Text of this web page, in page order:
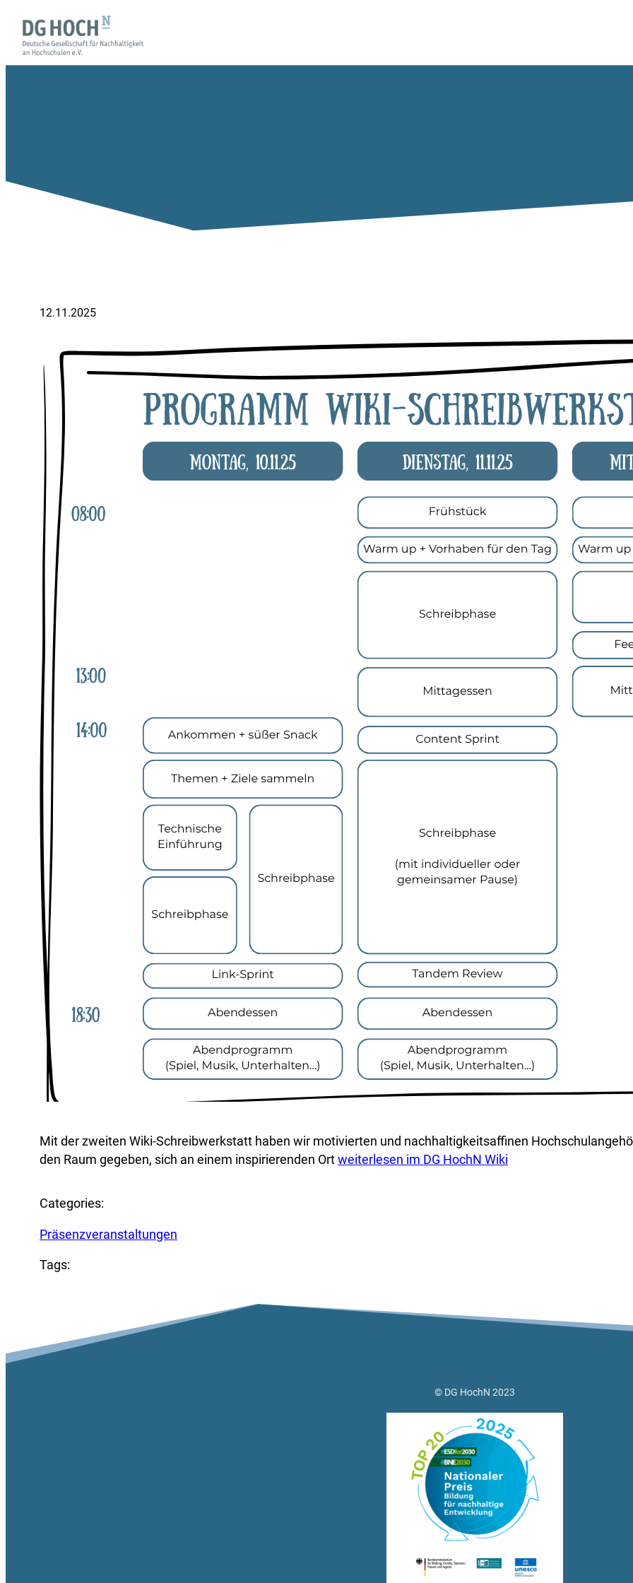
12.11.2025
Mit der zweiten Wiki-Schreibwerkstatt haben wir motivierten und nachhaltigkeitsaffinen
den Raum gegeben, sich an einem inspirierenden Ortweiterlesen im DG HochN Wiki
Categories:
Präsenzveranstaltungen
Tags:
© DG HochN 2023